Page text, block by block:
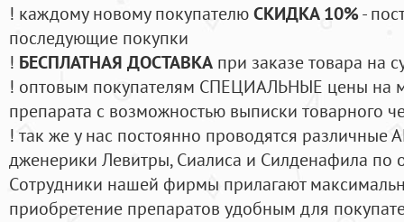
! каждому новому покупателюСКИДКА 10%-
последующие покупки
! БЕСПЛАТНАЯ ДОСТАВКА при заказе товара на
! оптовым покупателям СПЕЦИАЛЬНЫЕ цены на
препарата с возможностью выписки товарного
! так же у нас постоянно проводятся
дженерики Левитры, Сиалиса и Силденафила по
Cотрудники нашей фирмы прилагают
приобретение препаратов удобным для